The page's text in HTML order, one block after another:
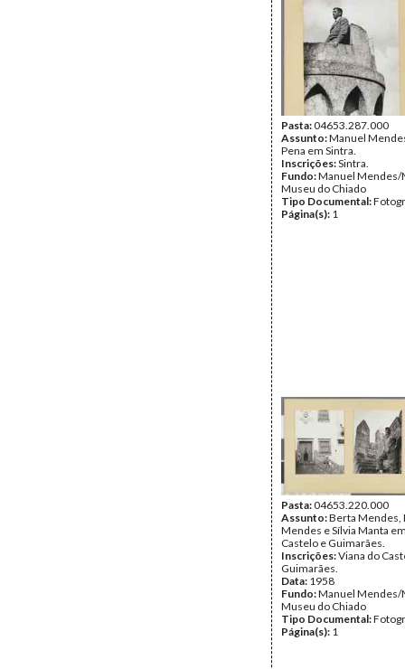
Pasta:04653.287.000
Assunto:Manuel
Pena em Sintra.
Inscrições:Sintra.
Fundo:Manuel Mendes/
Museu do Chiado
Tipo Documental:
Página(s): 1
Pasta:04653.220.000
Assunto:Berta Mendes,
Mendes e Sílvia Manta
Castelo e Guimarães.
Inscrições:Viana do
Guimarães.
Data: 1958
Fundo:Manuel Mendes/
Museu do Chiado
Tipo Documental:
Página(s): 1